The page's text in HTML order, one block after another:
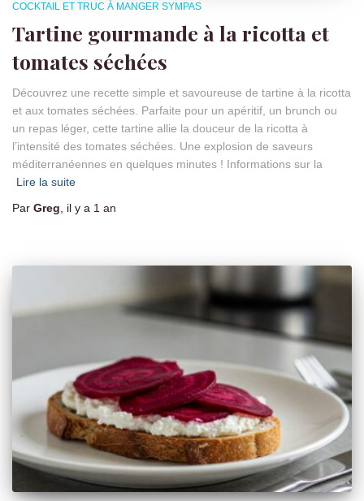
COCKTAIL ET TRUC À MANGER SYMPAS
Tartine gourmande à la ricotta et
tomates séchées
Découvrez une recette simple et savoureuse de tartine à la ricotta
et aux tomates séchées. Parfaite pour un apéritif, un brunch ou
un repas léger, cette tartine allie la douceur de la ricotta à
l’intensité des tomates séchées. Une explosion de saveurs
méditerranéennes en quelques minutes ! Informations sur la
Lire la suite
Par Greg , il y a 1 an